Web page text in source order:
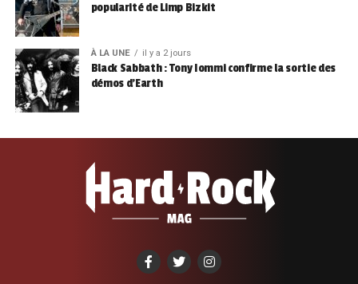
popularité de Limp Bizkit
À LA UNE il y a 2 jours
Black Sabbath : Tony Iommi confirme la sortie des
démos d’Earth